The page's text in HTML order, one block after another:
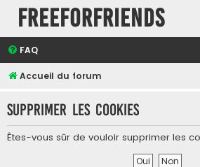
FreeForFriends
FAQ
Accueil du forum
Supprimer les cookies
Êtes-vous sûr de vouloir supprimer les